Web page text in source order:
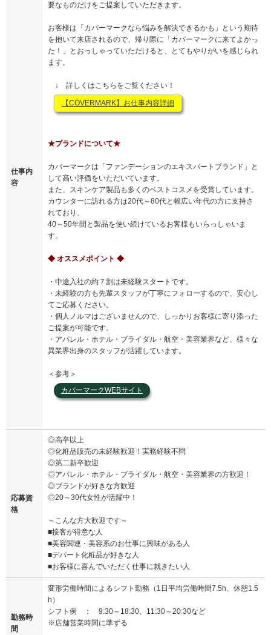
仕事内
容
要なものだけをご提案していただきます。
お客様は「カバーマークなら悩みを解決できるかも」という期待
を抱いて来店されるので、帰り際に「カバーマークに来てよかっ
た！」とおっしゃっていただけると、とてもやりがいを感じられ
ます。
↓ 詳しくはこちらをご覧ください！
【COVERMARK】お仕事内容詳細
★ブランドについて★
カバーマークは「ファンデーションのエキスパートブランド」と
して高い評価をいただいています。
また、スキンケア製品も多くのベストコスメを受賞しています。
カウンターに訪れる方は20代～80代と幅広い年代の方に支持さ
れており、
40～50年間と製品を使い続けているお客様もいらっしゃいま
す。
◆ オススメポイント ◆
・中途入社の約７割は未経験スタートです。
・未経験の方も先輩スタッフが丁寧にフォローするので、安心し
てご応募ください。
・個人ノルマはございませんので、しっかりお客様に寄り添った
ご提案が可能です。
・アパレル・ホテル・ブライダル・航空・美容業界など、様々な
異業界出身のスタッフが活躍しています。
＜参考＞
カバーマークWEBサイト
応募資
格
◎高卒以上
◎化粧品販売の未経験歓迎！実務経験不問
◎第二新卒歓迎
◎アパレル・ホテル・ブライダル・航空・美容業界の方歓迎！
◎ブランドが好きな方歓迎
◎20～30代女性が活躍中！
～こんな方大歓迎です～
■接客が得意な人
■美容関連・美容系のお仕事に興味がある人
■デパート化粧品が好きな人
■お客様に喜んでいただく仕事に就きたい人
勤務時
間
変形労働時間によるシフト勤務（1日平均労働時間7.5h、休憩1.5
h）
シフト例 ： 9:30～18:30、11:30～20:30など
※店舗営業時間に準ずる